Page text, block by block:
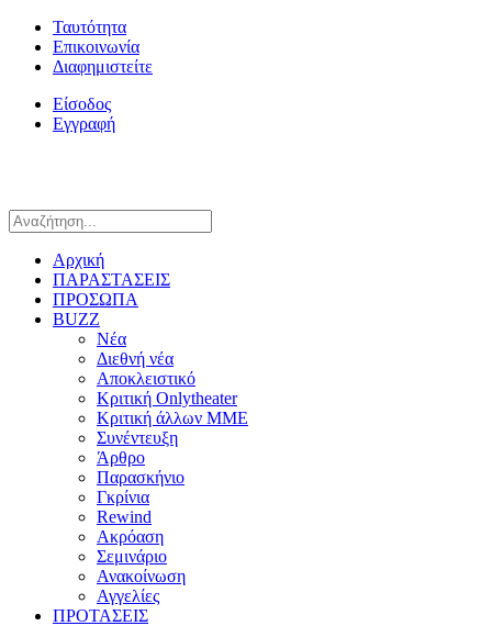
Ταυτότητα
Επικοινωνία
Διαφημιστείτε
Είσοδος
Εγγραφή
Αρχική
ΠΑΡΑΣΤΑΣΕΙΣ
ΠΡΟΣΩΠΑ
BUZZ
Νέα
Διεθνή νέα
Αποκλειστικό
Κριτική Onlytheater
Κριτική άλλων ΜΜΕ
Συνέντευξη
Άρθρο
Παρασκήνιο
Γκρίνια
Rewind
Ακρόαση
Σεμινάριο
Ανακοίνωση
Αγγελίες
ΠΡΟΤΑΣΕΙΣ